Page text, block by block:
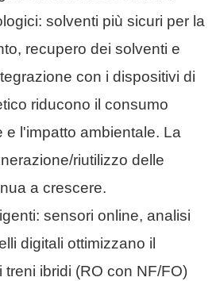
solventi più sicuri per la
recupero dei solventi e
con i dispositivi di
riducono il consumo
e l'impatto ambientale. La
riutilizzo delle
a crescere.
sensori online, analisi
digitali ottimizzano il
ibridi (RO con NF/FO)